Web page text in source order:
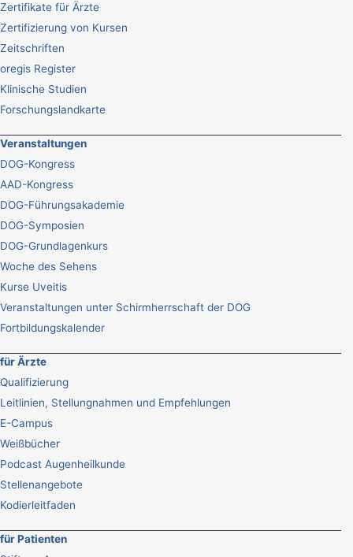
Zertifikate für Ärzte
Zertifizierung von Kursen
Zeitschriften
oregis Register
Klinische Studien
Forschungslandkarte
Veranstaltungen
DOG-Kongress
AAD-Kongress
DOG-Führungsakademie
DOG-Symposien
DOG-Grundlagenkurs
Woche des Sehens
Kurse Uveitis
Veranstaltungen unter Schirmherrschaft der DOG
Fortbildungskalender
für Ärzte
Qualifizierung
Leitlinien, Stellungnahmen und Empfehlungen
E-Campus
Weißbücher
Podcast Augenheilkunde
Stellenangebote
Kodierleitfaden
für Patienten